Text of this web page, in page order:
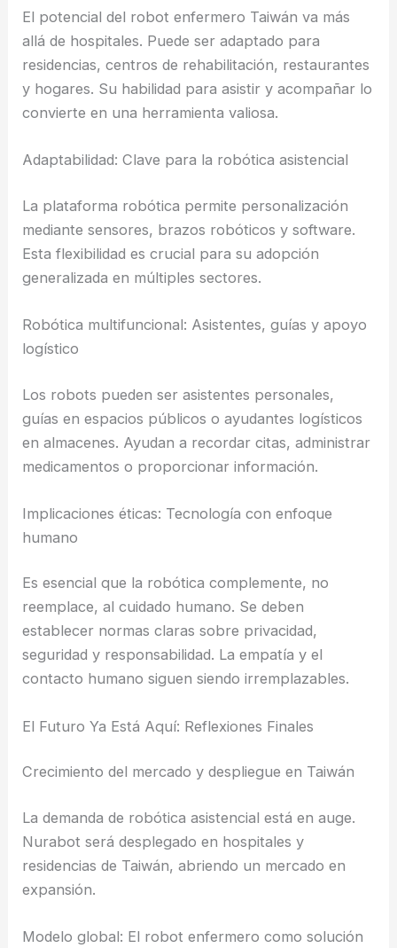
El potencial del robot enfermero Taiwán va más
allá de hospitales. Puede ser adaptado para
residencias, centros de rehabilitación, restaurantes
y hogares. Su habilidad para asistir y acompañar lo
convierte en una herramienta valiosa.
Adaptabilidad: Clave para la robótica asistencial
La plataforma robótica permite personalización
mediante sensores, brazos robóticos y software.
Esta flexibilidad es crucial para su adopción
generalizada en múltiples sectores.
Robótica multifuncional: Asistentes, guías y apoyo
logístico
Los robots pueden ser asistentes personales,
guías en espacios públicos o ayudantes logísticos
en almacenes. Ayudan a recordar citas, administrar
medicamentos o proporcionar información.
Implicaciones éticas: Tecnología con enfoque
humano
Es esencial que la robótica complemente, no
reemplace, al cuidado humano. Se deben
establecer normas claras sobre privacidad,
seguridad y responsabilidad. La empatía y el
contacto humano siguen siendo irremplazables.
El Futuro Ya Está Aquí: Reflexiones Finales
Crecimiento del mercado y despliegue en Taiwán
La demanda de robótica asistencial está en auge.
Nurabot será desplegado en hospitales y
residencias de Taiwán, abriendo un mercado en
expansión.
Modelo global: El robot enfermero como solución